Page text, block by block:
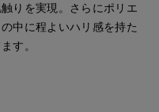
りを実現。さらにポリエ
中に程よいハリ感を持た
す。